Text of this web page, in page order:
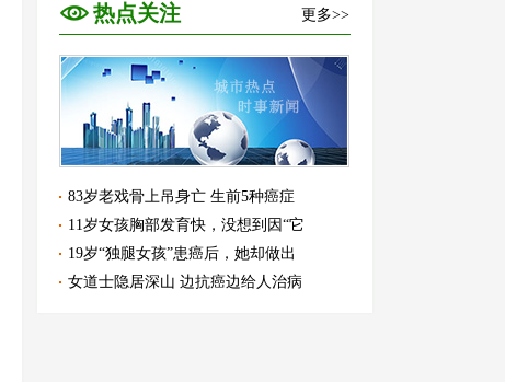
热点关注 更多>>
83岁老戏骨上吊身亡 生前5种癌症
11岁女孩胸部发育快，没想到因“它
19岁“独腿女孩”患癌后，她却做出
女道士隐居深山 边抗癌边给人治病